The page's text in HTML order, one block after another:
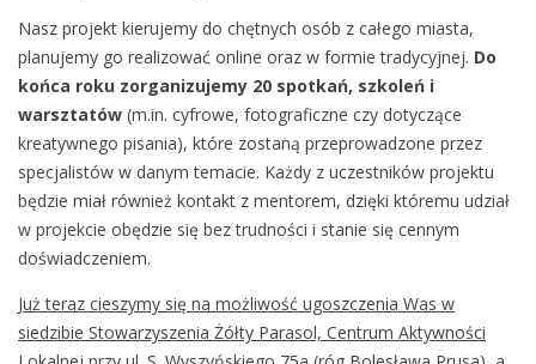
Nasz projekt kierujemy do chętnych osób z całego miasta,
planujemy go realizować online oraz w formie tradycyjnej. Do
końca roku zorganizujemy 20 spotkań, szkoleń i
warsztatów (m.in. cyfrowe, fotograficzne czy dotyczące
kreatywnego pisania), które zostaną przeprowadzone przez
specjalistów w danym temacie. Każdy z uczestników projektu
będzie miał również kontakt z mentorem, dzięki któremu udział
w projekcie obędzie się bez trudności i stanie się cennym
doświadczeniem.
Już teraz cieszymy się na możliwość ugoszczenia Was w
siedzibie Stowarzyszenia Żółty Parasol, Centrum Aktywności